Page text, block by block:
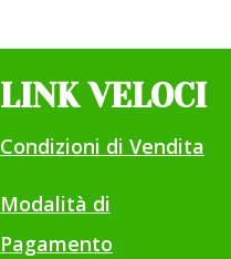
LINK VELOCI
Condizioni di Vendita
Modalità di
Pagamento